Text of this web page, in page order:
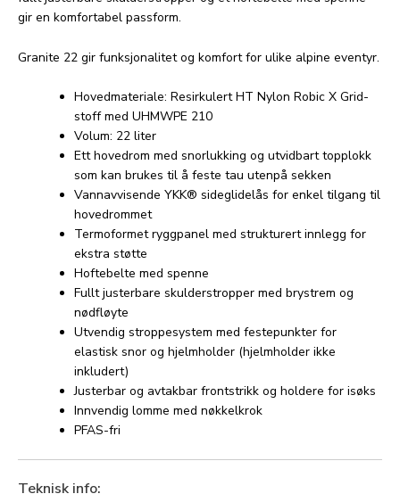
gir en komfortabel passform.
Granite 22 gir funksjonalitet og komfort for ulike alpine eventyr.
Hovedmateriale: Resirkulert HT Nylon Robic X Grid-
stoff med UHMWPE 210
Volum: 22 liter
Ett hovedrom med snorlukking og utvidbart topplokk
som kan brukes til å feste tau utenpå sekken
Vannavvisende YKK® sideglidelås for enkel tilgang til
hovedrommet
Termoformet ryggpanel med strukturert innlegg for
ekstra støtte
Hoftebelte med spenne
Fullt justerbare skulderstropper med brystrem og
nødfløyte
Utvendig stroppesystem med festepunkter for
elastisk snor og hjelmholder (hjelmholder ikke
inkludert)
Justerbar og avtakbar frontstrikk og holdere for isøks
Innvendig lomme med nøkkelkrok
PFAS-fri
Teknisk info: